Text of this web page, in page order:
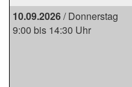
10.09.2026/ Donnerstag
9:00 bis 14:30 Uhr